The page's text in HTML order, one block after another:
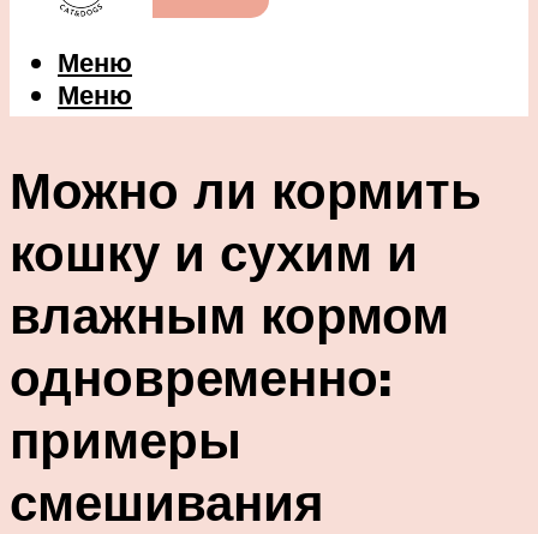
Меню
Меню
Можно ли кормить
кошку и сухим и
влажным кормом
одновременно:
примеры
смешивания